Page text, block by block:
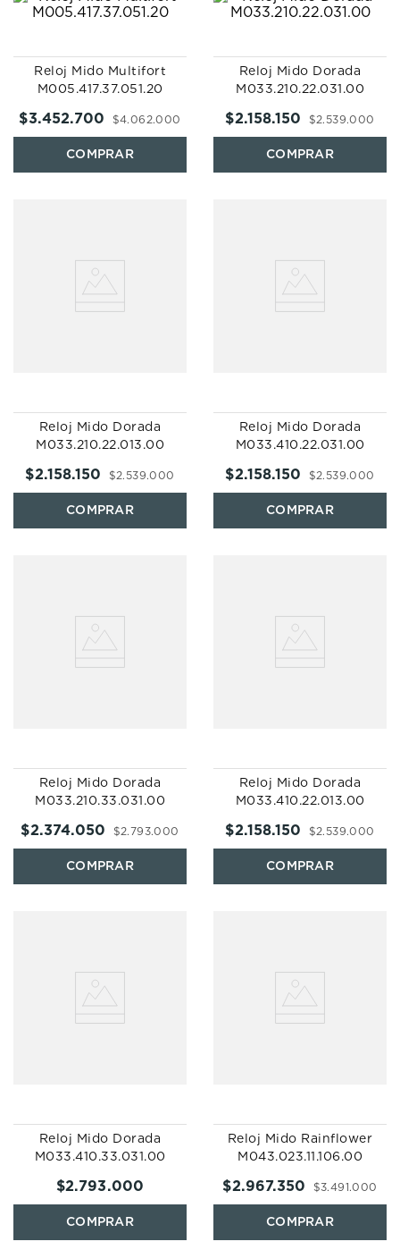
Reloj Mido Multifort
M005.417.37.051.20
$4.062.000
$3.452.700
Reloj Mido Dorada
M033.210.22.031.00
$2.539.000
$2.158.150
Reloj Mido Dorada
M033.210.22.013.00
$2.539.000
$2.158.150
Reloj Mido Dorada
M033.410.22.031.00
$2.539.000
$2.158.150
Reloj Mido Dorada
M033.210.33.031.00
$2.793.000
$2.374.050
Reloj Mido Dorada
M033.410.22.013.00
$2.539.000
$2.158.150
Reloj Mido Dorada
M033.410.33.031.00
$2.793.000
Reloj Mido Rainflower
M043.023.11.106.00
$3.491.000
$2.967.350